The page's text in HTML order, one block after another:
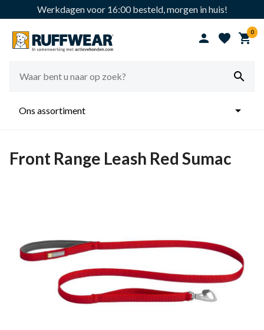
Werkdagen voor 16:00 besteld, morgen in huis!
  0

Ons assortiment 
Front Range Leash Red Sumac